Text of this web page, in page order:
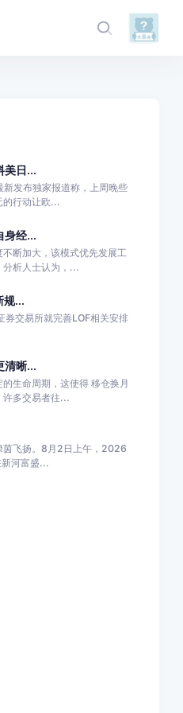
美日...
发布独家报道称，上周晚些
的行动让欧...
身经...
不断加大，该模式优先发展工
分析人士认为，...
规...
交易所就完善LOF相关安排
清晰...
生命周期，这使得 移仓换月
许多交易者往...
茵飞扬。8月2日上午，2026
新河富盛...